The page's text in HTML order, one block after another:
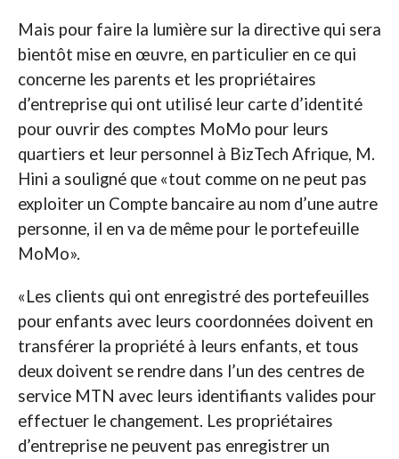
Mais pour faire la lumière sur la directive qui sera
bientôt mise en œuvre, en particulier en ce qui
concerne les parents et les propriétaires
d’entreprise qui ont utilisé leur carte d’identité
pour ouvrir des comptes MoMo pour leurs
quartiers et leur personnel à BizTech Afrique, M.
Hini a souligné que «tout comme on ne peut pas
exploiter un Compte bancaire au nom d’une autre
personne, il en va de même pour le portefeuille
MoMo».
«Les clients qui ont enregistré des portefeuilles
pour enfants avec leurs coordonnées doivent en
transférer la propriété à leurs enfants, et tous
deux doivent se rendre dans l’un des centres de
service MTN avec leurs identifiants valides pour
effectuer le changement. Les propriétaires
d’entreprise ne peuvent pas enregistrer un